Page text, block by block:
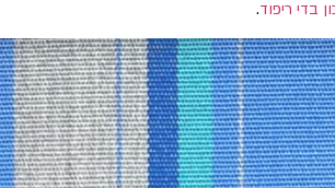
בדי ריפוד.